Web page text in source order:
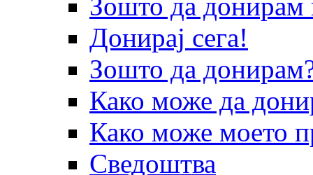
Донирај сега!
Зошто да
Како може да
Како може моето
Сведоштва